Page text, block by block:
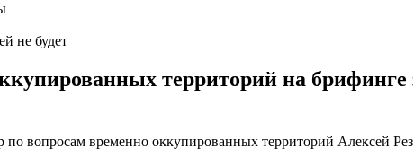
не будет
территорий на
вопросам временно оккупированных территорий Алексей